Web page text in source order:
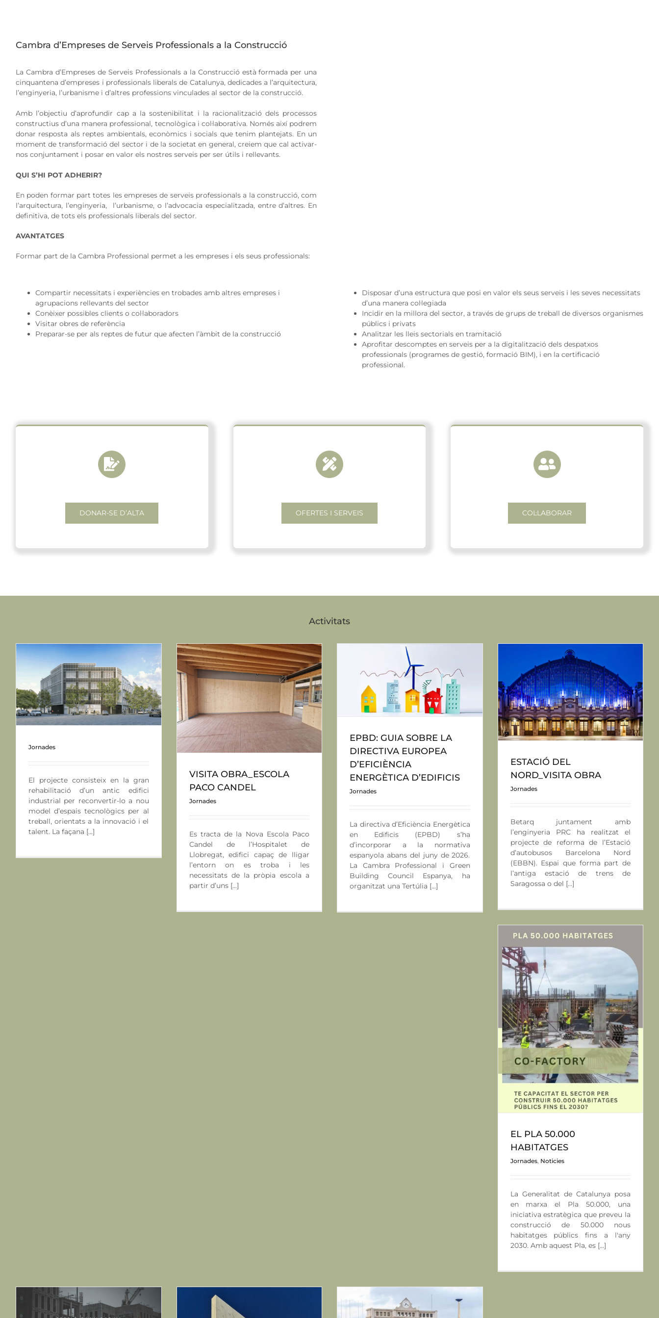
Cambra d’Empreses de Serveis Professionals a la Construcció
La Cambra d’Empreses de Serveis Professionals a la Construcció està formada per una
cinquantena d’empreses i professionals liberals de Catalunya, dedicades a l’arquitectura,
l’enginyeria, l’urbanisme i d’altres professions vinculades al sector de la construcció.
Amb l’objectiu d’aprofundir cap a la sostenibilitat i la racionalització dels processos
constructius d’una manera professional, tecnològica i col·laborativa. Només així podrem
donar resposta als reptes ambientals, econòmics i socials que tenim plantejats. En un
moment de transformació del sector i de la societat en general, creiem que cal activar-
nos conjuntament i posar en valor els nostres serveis per ser útils i rellevants.
QUI S’HI POT ADHERIR?
En poden formar part totes les empreses de serveis professionals a la construcció, com
l’arquitectura, l’enginyeria, l’urbanisme, o l’advocacia especialitzada, entre d’altres. En
definitiva, de tots els professionals liberals del sector.
AVANTATGES
Formar part de la Cambra Professional permet a les empreses i els seus professionals:
Compartir necessitats i experiències en trobades amb altres empreses i
agrupacions rellevants del sector
Conèixer possibles clients o col·laboradors
Visitar obres de referència
Preparar-se per als reptes de futur que afecten l’àmbit de la construcció
Disposar d’una estructura que posi en valor els seus serveis i les seves necessitats
d’una manera col·legiada
Incidir en la millora del sector, a través de grups de treball de diversos organismes
públics i privats
Analitzar les lleis sectorials en tramitació
Aprofitar descomptes en serveis per a la digitalització dels despatxos
professionals (programes de gestió, formació BIM), i en la certificació
professional.
DONAR-SE D’ALTA OFERTES I SERVEIS COL·LABORAR
Activitats
Jornades
El projecte consisteix en la gran
rehabilitació d’un antic edifici
industrial per reconvertir-lo a nou
model d’espais tecnològics per al
treball, orientats a la innovació i el
talent. La façana [...]
VISITA OBRA_ESCOLA PACO CANDEL
Jornades
VISITA OBRA_ESCOLA
PACO CANDEL
Jornades
Es tracta de la Nova Escola Paco
Candel de l’Hospitalet de
Llobregat, edifici capaç de lligar
l’entorn on es troba i les
necessitats de la pròpia escola a
partir d’uns [...]
EPBD: GUIA SOBRE LA DIRECTIVA
EUROPEA D’EFICIÈNCIA
ENERGÈTICA D’EDIFICIS
Jornades
EPBD: GUIA SOBRE LA
DIRECTIVA EUROPEA
D’EFICIÈNCIA
ENERGÈTICA D’EDIFICIS
Jornades
La directiva d’Eficiència Energètica
en Edificis (EPBD) s’ha
d’incorporar a la normativa
espanyola abans del juny de 2026.
La Cambra Professional i Green
Building Council Espanya, ha
organitzat una Tertúlia [...]
ESTACIÓ DEL NORD_VISITA OBRA
Jornades
ESTACIÓ DEL
NORD_VISITA OBRA
Jornades
Betarq juntament amb
l’enginyeria PRC ha realitzat el
projecte de reforma de l’Estació
d’autobusos Barcelona Nord
(EBBN). Espai que forma part de
l’antiga estació de trens de
Saragossa o del [...]
EL PLA 50.000
HABITATGES
Jornades, Noticies
La Generalitat de Catalunya posa
en marxa el Pla 50.000, una
iniciativa estratègica que preveu la
construcció de 50.000 nous
habitatges públics fins a l'any
2030. Amb aquest Pla, es [...]